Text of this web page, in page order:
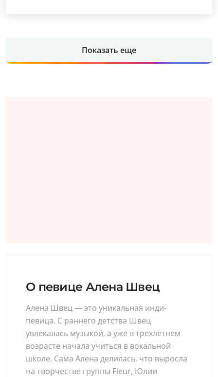
Показать еще
О певице Алена Швец
Алена Швец — это уникальная инди-
певица. С раннего детства Швец
увлекалась музыкой, а уже в трехлетнем
возрасте начала учиться в вокальной
школе. Сама Алена делилась, что выросла
на творчестве группы Fleur, Юлии